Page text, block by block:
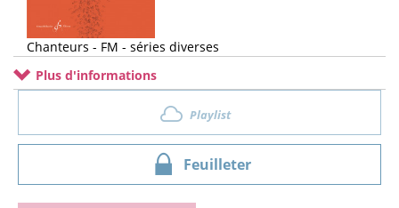
Chanteurs - FM - séries diverses
Plus d'informations
Playlist
Feuilleter